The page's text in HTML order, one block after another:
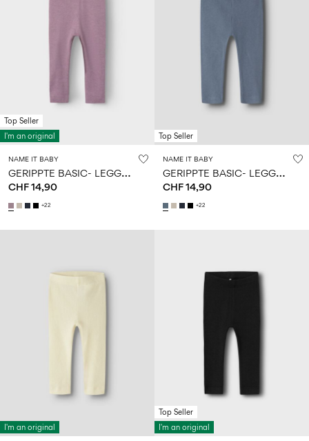
Top Seller
I'm an original
NAME IT BABY
G
ERIPPTE BASIC- LEGGINGS
CHF 14,90
+22
Top Seller
NAME IT BABY
G
ERIPPTE BASIC- LEGGINGS
CHF 14,90
+22
I'm an original
Top Seller
I'm an original